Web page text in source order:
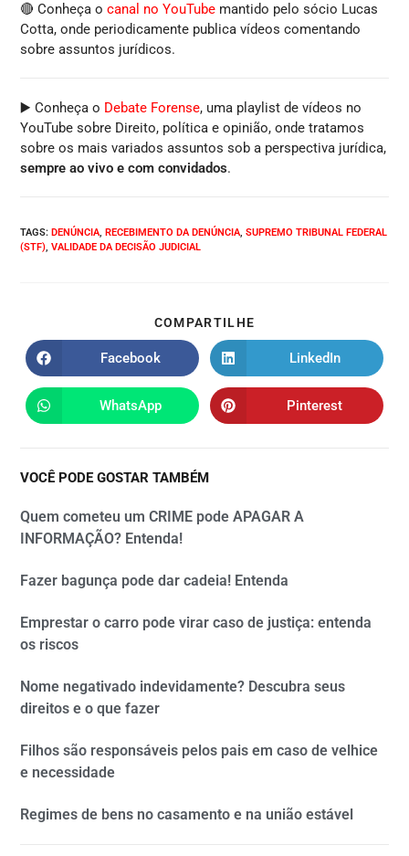
🔴 Conheça ocanal no YouTube mantido pelo sócio Lucas
Cotta, onde periodicamente publica vídeos comentando
sobre assuntos jurídicos.
▶️ Conheça o Debate Forense, uma playlist de vídeos no
YouTube sobre Direito, política e opinião, onde tratamos
sobre os mais variados assuntos sob a perspectiva jurídica,
sempre ao vivo e com convidados.
TAGS: DENÚNCIA, RECEBIMENTO DA DENÚNCIA, SUPREMO TRIBUNAL FEDERAL
(STF), VALIDADE DA DECISÃO JUDICIAL
COMPARTILHE
Facebook LinkedIn
WhatsApp Pinterest
VOCÊ PODE GOSTAR TAMBÉM
Quem cometeu um CRIME pode APAGAR A
INFORMAÇÃO? Entenda!
Fazer bagunça pode dar cadeia! Entenda
Emprestar o carro pode virar caso de justiça: entenda
os riscos
Nome negativado indevidamente? Descubra seus
direitos e o que fazer
Filhos são responsáveis pelos pais em caso de velhice
e necessidade
Regimes de bens no casamento e na união estável